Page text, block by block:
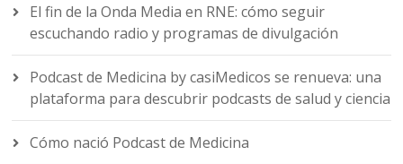
El fin de la Onda Media en RNE: cómo seguir
escuchando radio y programas de divulgación
Podcast de Medicina by casiMedicos se renueva: una
plataforma para descubrir podcasts de salud y ciencia
Cómo nació Podcast de Medicina